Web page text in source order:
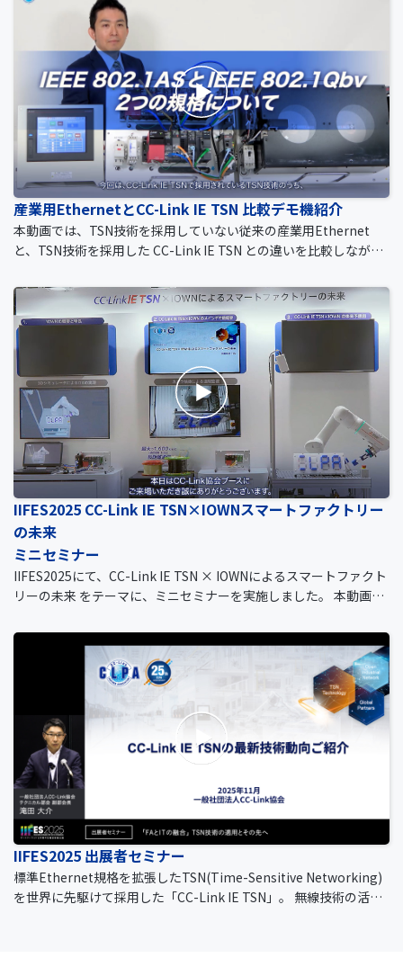
産業用EthernetとCC-Link IE TSN 比較デモ機紹介
本動画では、TSN技術を採用していない従来の産業用Ethernet
と、TSN技術を採用した CC-Link IE TSN との違いを比較しながら
IIFES2025 CC-Link IE TSN×IOWNスマートファクトリー
の未来
ミニセミナー
IIFES2025にて、CC-Link IE TSN × IOWNによるスマートファクト
リーの未来 をテーマに、ミニセミナーを実施しました。 本動画で
に注目を集めている IOWN についても分かりやすく説明してお
り、初めての方でも、CC-Link IE TSN×IOWN の組み合わせがもた
らす価値や可能性をご理解いただけます。 また、以下のURLより
本動画内で使用している資料をご覧いただけます。 ぜひ、資料と
あわせてご視聴ください。 ・IOWNの概要と紹介 https://www.cc-l
ink.org/files/iown_overview_introduction.pdf ・CC-Link IE TS
N×IOWNのメインデモ機概要 https://www.cc-link.org/files/cc-
linkietsn_iown_maindemo_overview.pdf ・CC-Link IE TSN×IO
WNの未来予想図 https://www.cc-link.org/files/cc-linkietsn_io
wn_futurevision.pdf
IIFES2025 出展者セミナー
標準Ethernet規格を拡張したTSN(Time-Sensitive Networking)
を世界に先駆けて採用した「CC-Link IE TSN」。 無線技術の活用